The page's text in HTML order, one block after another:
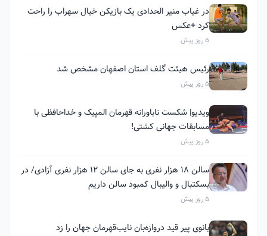
در غیاب منیر الحدادی یک بازیکن خیال سهراب را راحت
کرد +عکس
5 روز پیش
رئیس هیئت گلف استان اصفهان مشخص شد
5 روز پیش
ویدیو| شکست ناباورانه قهرمان المپیک و خداحافظی با
مسابقات جهانی کشتی!
5 روز پیش
سالن ۱۸ هزار نفری به جای سالن ۱۲ هزار نفری آزادی/ در
بسکتبال و والیبال کمبود سالن داریم
5 روز پیش
بانوی پیر قید دروازه‌بان نایب‌قهرمان جهان را زد